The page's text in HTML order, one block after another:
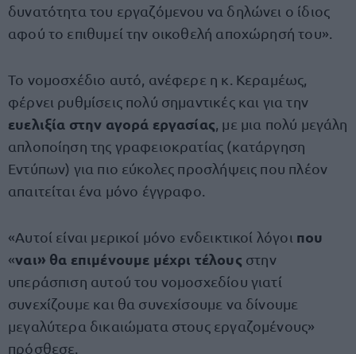
δυνατότητα του εργαζόμενου να δηλώνει ο ίδιος
αφού το επιθυμεί την οικοθελή αποχώρησή του».
Το νομοσχέδιο αυτό, ανέφερε η κ. Κεραμέως,
φέρνει ρυθμίσεις πολύ σημαντικές και για την
ευελιξία στην αγορά εργασίας , με μια πολύ μεγάλη
απλοποίηση της γραφειοκρατίας (κατάργηση
Εντύπων) για πιο εύκολες προσλήψεις που πλέον
απαιτείται ένα μόνο έγγραφο.
«Αυτοί είναι μερικοί μόνο ενδεικτικοί λόγοι που
«ναι» θα επιμένουμε μέχρι τέλους στην
υπεράσπιση αυτού του νομοσχεδίου γιατί
συνεχίζουμε και θα συνεχίσουμε να δίνουμε
μεγαλύτερα δικαιώματα στους εργαζομένους»
πρόσθεσε.